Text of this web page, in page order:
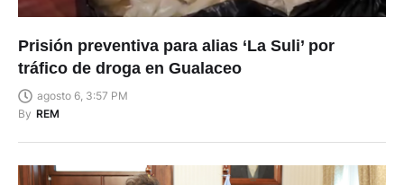
Prisión preventiva para alias ‘La Suli’ por
tráfico de droga en Gualaceo
agosto 6, 3:57 PM
By REM